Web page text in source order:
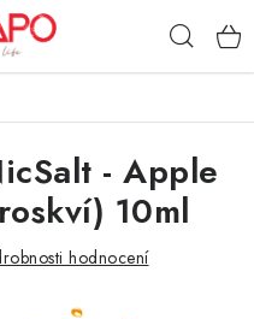
- Apple
10ml
hodnocení